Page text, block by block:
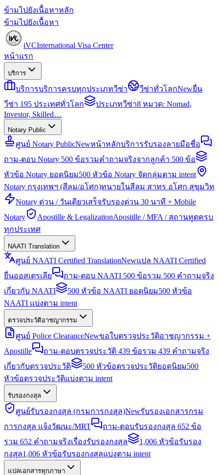
ข้ามไปยังเนื้อหาหลัก
ข้ามไปยังเนื้อหา
iVCInternational Visa Center
หน้าแรก
บริการ
บริการบริการครบทุกประเภทวีซ่า วีซ่าทั่วโลกNewยื่น
วีซ่า 195 ประเทศทั่วโลก
ประเภทวีซ่า8 หมวด: Nomad,
Investor, Skilled…
Notary Public
ศูนย์ Notary PublicNewหน้าหลักบริการรับรองลายมือชื่อ
ถาม-ตอบ Notary 500 ข้อรวมคำถามจริงจากลูกค้า 500 ข้อ
หัวข้อ Notary ยอดนิยม500 หัวข้อ Notary จัดกลุ่มตาม intent
Notary กรุงเทพฯ (สีลม/อโศก)ทนายในสีลม สาทร อโศก สุขุมวิท
Notary ด่วน / วันเดียวเสร็จรับรองด่วน 30 นาที + Mobile
Notary
Apostille & LegalizationApostille / MFA / สถานทูตครบ
ทุกประเทศ
NAATI Translation
ศูนย์ NAATI Certified TranslationNewแปล NAATI Certified
ยื่นออสเตรเลีย
ถาม-ตอบ NAATI 500 ข้อรวม 500 คำถามจริง
เกี่ยวกับ NAATI
500 หัวข้อ NAATI ยอดนิยม500 หัวข้อ
NAATI แบ่งตาม intent
ตรวจประวัติอาชญากรรม
ศูนย์ Police ClearanceNewขอใบตรวจประวัติอาชญากรรม +
Apostille
ถาม-ตอบตรวจประวัติ 439 ข้อรวม 439 คำถามจริง
เกี่ยวกับตรวจประวัติ
500 หัวข้อตรวจประวัติยอดนิยม500
หัวข้อตรวจประวัติแบ่งตาม intent
รับรองกงสุล
ศูนย์รับรองกงสุล (กรมการกงสุล)Newรับรองเอกสารกรม
การกงสุล แจ้งวัฒนะ/MRT
ถาม-ตอบรับรองกงสุล 652 ข้อ
รวม 652 คำถามจริงเรื่องรับรองกงสุล
1,006 หัวข้อรับรอง
กงสุล1,006 หัวข้อรับรองกงสุลแบ่งตาม intent
แปลเอกสารทุกภาษา